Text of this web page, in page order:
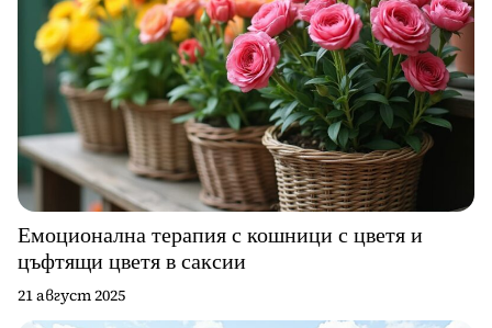
Емоционална терапия с кошници с цветя и
цъфтящи цветя в саксии
21 август 2025